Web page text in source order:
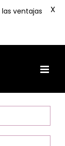
ventajas
X